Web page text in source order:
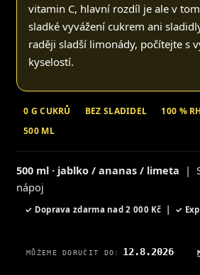
vitamin C, hlavní rozdíl je ale v
sladké vyvážení cukrem ani
raději sladší limonády, počítejte s
kyselostí.
0 G CUKRŮ BEZ SLADIDEL
100 %
500 ML
500 ml · jablko / ananas / limeta |
nápoj
✓ Doprava zdarma nad 2 000 Kč | ✓
MŮŽEME DORUČIT DO: 12.8.2026